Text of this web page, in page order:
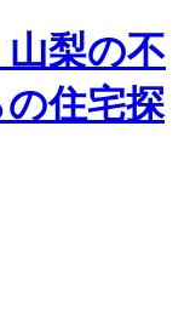
梨の不
住宅探